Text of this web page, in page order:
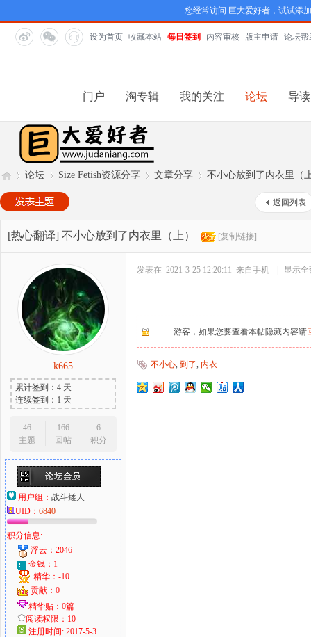
您经常访问 巨大爱好者，试试添
设为首页 收藏本站 每日签到 内容审核 版主申请 论坛帮
门户 淘专辑 我的关注 论坛 导读
巨
爱
»
论坛
›
Size Fetish资源分享
›
文章分享 不小心放到了内衣里（
返回列表
[热心翻译] 不小心放到了内衣里（上） [复制链接]
k665
累计签到：4 天
连续签到：1 天
46
主题
166
回帖
6
积分
用户组： 战斗矮人
UID： 6840
积分信息:
浮云：2046
金钱：1
精华：-10
贡献：0
精华贴：0篇
阅读权限：10
注册时间: 2017-5-3
发表在 2021-3-25 12:20:11 来自手机 显示
游客，如果您要查看本帖隐藏内容请
不小心, 到了, 内衣